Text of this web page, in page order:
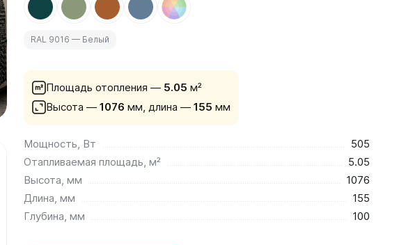
RAL 9016 — Белый
Площадь отопления — 5.05 м²
Высота —1076 мм,длина —155 мм
Мощность, Вт
505
Отапливаемая площадь, м²
5.05
Высота, мм
1076
Длина, мм
155
Глубина, мм
100